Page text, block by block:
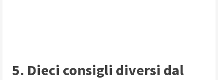
5. Dieci consigli diversi dal